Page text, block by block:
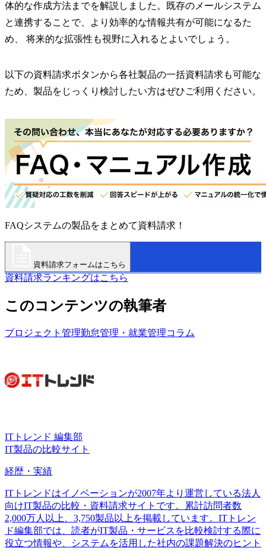
体的な作成方法までを解説しました。既存のメールシステム
と連携することで、より効率的な情報共有が可能になるた
め、 将来的な拡張性も視野に入れるとよいでしょう。
以下の資料請求ボタンから各社製品の一括資料請求も可能な
ため、製品をじっくり検討したい方はぜひご利用ください。
FAQシステムの製品をまとめて資料請求！
資料請求フォームはこちら
資料請求ランキングはこちら
このコンテンツの執筆者
プロジェクト管理勤怠管理・就業管理コラム
ITトレンド 編集部
IT製品の比較サイト
経歴・実績
ITトレンドはイノベーションが2007年より運営している法人
向けIT製品の比較・資料請求サイトです。累計訪問者数
2,000万人以上、3,750製品以上を掲載しています。ITトレン
ド編集部では、読者がIT製品・サービスを比較検討する際に
役立つ情報や、システムを活用した社内の課題解決のヒント